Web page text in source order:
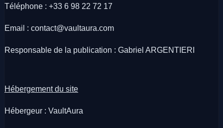
Téléphone : +33 6 98 22 72 17
Email : contact@vaultaura.com
Responsable de la publication : Gabriel ARGENTIERI
Hébergement du site
Hébergeur : VaultAura